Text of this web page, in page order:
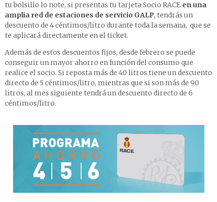
tu bolsillo lo note, si presentas tu tarjeta Socio RACE en una
amplia red de estaciones de servicio GALP, tendrás un
descuento de 4 céntimos/litro durante toda la semana, que se
te aplicará directamente en el ticket.
Además de estos descuentos fijos, desde febrero se puede
conseguir un mayor ahorro en función del consumo que
realice el socio. Si reposta más de 40 litros tiene un descuento
directo de 5 céntimos/litro, mientras que si son más de 90
litros, al mes siguiente tendrá un descuento directo de 6
céntimos/litro.